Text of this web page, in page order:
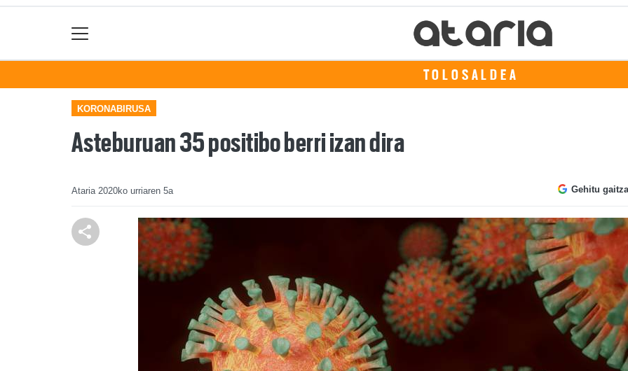
TOLOSALDEA
KORONABIRUSA
Asteburuan 35 positibo berri izan dira
Ataria 2020ko urriaren 5a Gehitu